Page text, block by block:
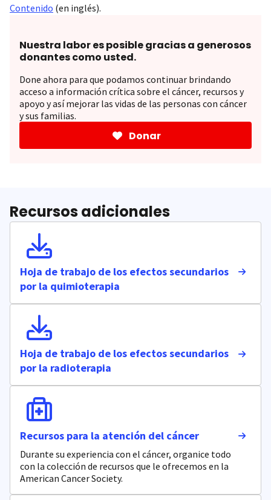
Contenido (en inglés).
Nuestra labor es posible gracias a generosos
donantes como usted.
Done ahora para que podamos continuar brindando
acceso a información crítica sobre el cáncer, recursos y
apoyo y así mejorar las vidas de las personas con cáncer
y sus familias.
Donar
Recursos adicionales
Hoja de trabajo de los efectos secundarios
por la quimioterapia
Hoja de trabajo de los efectos secundarios
por la radioterapia
Recursos para la atención del cáncer
Durante su experiencia con el cáncer, organice todo
con la colección de recursos que le ofrecemos en la
American Cancer Society.